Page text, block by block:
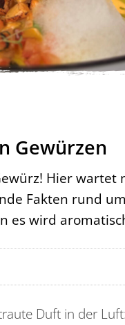
Gewürzen
Hier wartet
Fakten rund
es wird
Duft in der